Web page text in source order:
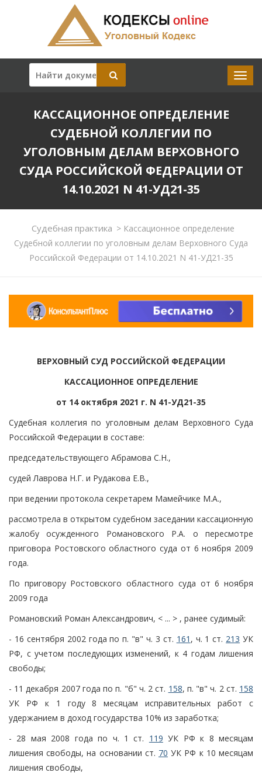
КАССАЦИОННОЕ ОПРЕДЕЛЕНИЕ
СУДЕБНОЙ КОЛЛЕГИИ ПО
УГОЛОВНЫМ ДЕЛАМ ВЕРХОВНОГО
СУДА РОССИЙСКОЙ ФЕДЕРАЦИИ ОТ
14.10.2021 N 41-УД21-35
Судебная практика > Кассационное определение
Судебной коллегии по уголовным делам Верховного Суда
Российской Федерации от 14.10.2021 N 41-УД21-35
ВЕРХОВНЫЙ СУД РОССИЙСКОЙ ФЕДЕРАЦИИ
КАССАЦИОННОЕ ОПРЕДЕЛЕНИЕ
от 14 октября 2021 г. N 41-УД21-35
Судебная коллегия по уголовным делам Верховного Суда
Российской Федерации в составе:
председательствующего Абрамова С.Н.,
судей Лаврова Н.Г. и Рудакова Е.В.,
при ведении протокола секретарем Мамейчике М.А.,
рассмотрела в открытом судебном заседании кассационную
жалобу осужденного Романовского Р.А. о пересмотре
приговора Ростовского областного суда от 6 ноября 2009
года.
По приговору Ростовского областного суда от 6 ноября
2009 года
Романовский Роман Александрович, < ... > , ранее судимый:
- 16 сентября 2002 года по п. "в" ч. 3 ст. 161 , ч. 1 ст. 213 УК
РФ, с учетом последующих изменений, к 4 годам лишения
свободы;
- 11 декабря 2007 года по п. "б" ч. 2 ст. 158, п. "в" ч. 2 ст. 158
УК РФ к 1 году 8 месяцам исправительных работ с
удержанием в доход государства 10% из заработка;
- 28 мая 2008 года по ч. 1 ст. 119 УК РФ к 8 месяцам
лишения свободы, на основании ст. 70 УК РФ к 10 месяцам
лишения свободы,